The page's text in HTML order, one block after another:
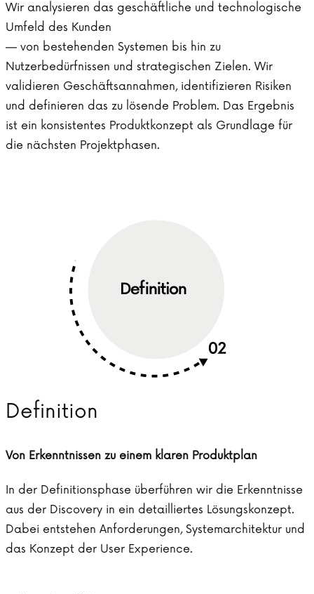
Wir analysieren das geschäftliche und technologische
Umfeld des Kunden
— von bestehenden Systemen bis hin zu
Nutzerbedürfnissen und strategischen Zielen. Wir
validieren Geschäftsannahmen, identifizieren Risiken
und definieren das zu lösende Problem. Das Ergebnis
ist ein konsistentes Produktkonzept als Grundlage für
die nächsten Projektphasen.
Definition
Von Erkenntnissen zu einem klaren Produktplan
In der Definitionsphase überführen wir die Erkenntnisse
aus der Discovery in ein detailliertes Lösungskonzept.
Dabei entstehen Anforderungen, Systemarchitektur und
das Konzept der User Experience.